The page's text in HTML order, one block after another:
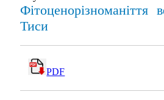
Фітоценорізноманіття
Тиси
PDF